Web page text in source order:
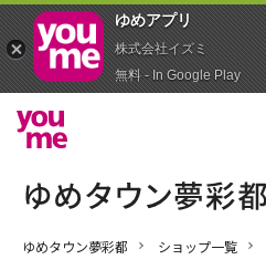
ゆめタウン夢彩都 ショップ一覧
ゆめアプ‪リ‬
株式会社イズミ
無料 - In Google Play